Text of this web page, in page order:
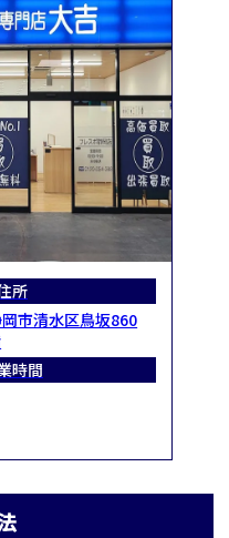
所
市清水区鳥坂860
時間